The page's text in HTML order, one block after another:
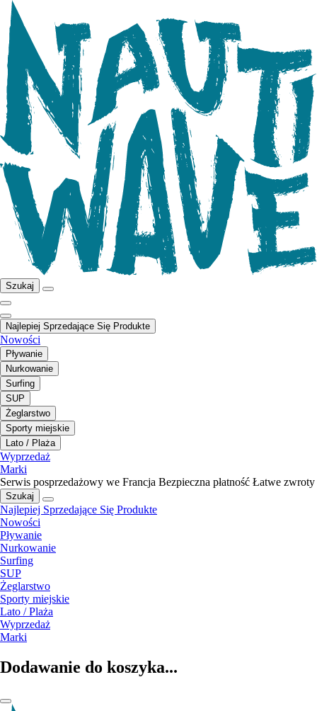
Szukaj
Najlepiej Sprzedające Się Produkte
Nowości
Pływanie
Nurkowanie
Surfing
SUP
Żeglarstwo
Sporty miejskie
Lato / Plaża
Wyprzedaż
Marki
Serwis posprzedażowy we Francja Bezpieczna płatność Łatwe zwroty
Szukaj
Najlepiej Sprzedające Się Produkte
Nowości
Pływanie
Nurkowanie
Surfing
SUP
Żeglarstwo
Sporty miejskie
Lato / Plaża
Wyprzedaż
Marki
Dodawanie do koszyka...